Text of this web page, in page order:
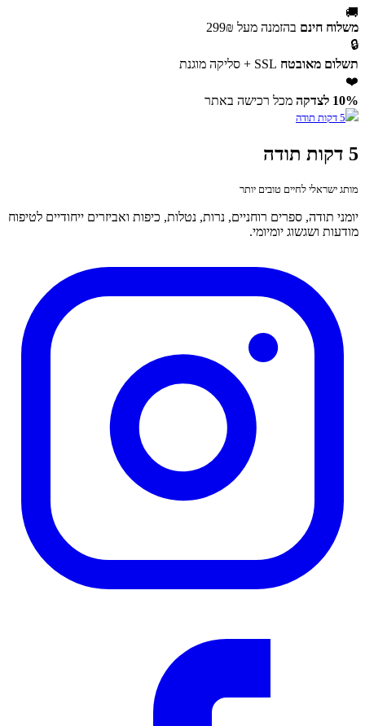
🚚
משלוח חינם בהזמנה מעל 299₪
🔒
תשלום מאובטח SSL + סליקה מוגנת
❤️
10% לצדקה
מכל רכישה באתר
5 דקות תודה
מותג ישראלי לחיים טובים יותר
יומני תודה, ספרים רוחניים, נרות, נטלות, כיפות ואביזרים ייחודיים לטיפוח
מודעות ושגשוג יומיומי.